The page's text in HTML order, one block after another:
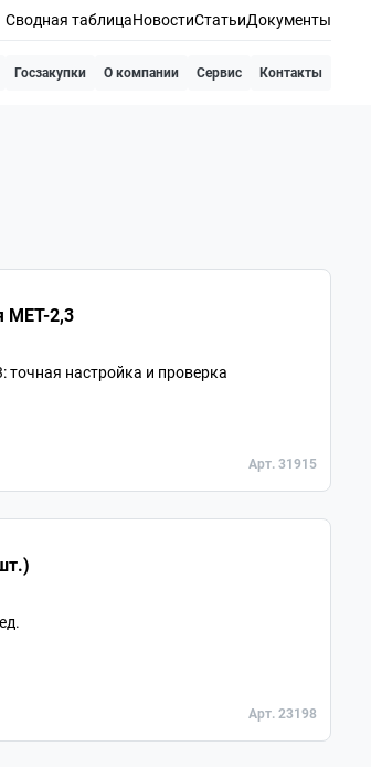
Сводная таблицаНовостиСтатьиДокументы
Госзакупки О компании Сервис Контакты
для МЕТ-2,3
настройка и проверка
Арт. 31915
Арт. 23198